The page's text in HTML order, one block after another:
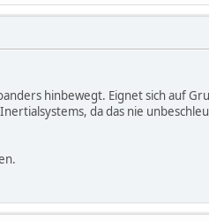
hinbewegt. Eignet sich auf
da das nie